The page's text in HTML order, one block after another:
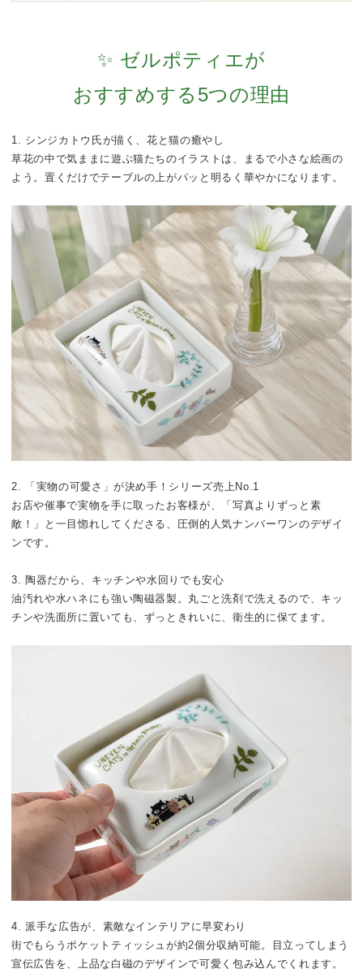
✨ ゼルポティエが
おすすめする5つの理由
1. シンジカトウ氏が描く、花と猫の癒やし
草花の中で気ままに遊ぶ猫たちのイラストは、まるで小さな絵画の
よう。置くだけでテーブルの上がパッと明るく華やかになります。
2. 「実物の可愛さ」が決め手！シリーズ売上No.1
お店や催事で実物を手に取ったお客様が、「写真よりずっと素
敵！」と一目惚れしてくださる、圧倒的人気ナンバーワンのデザイ
ンです。
3. 陶器だから、キッチンや水回りでも安心
油汚れや水ハネにも強い陶磁器製。丸ごと洗剤で洗えるので、キッ
チンや洗面所に置いても、ずっときれいに、衛生的に保てます。
4. 派手な広告が、素敵なインテリアに早変わり
街でもらうポケットティッシュが約2個分収納可能。目立ってしまう
宣伝広告を、上品な白磁のデザインで可愛く包み込んでくれます。